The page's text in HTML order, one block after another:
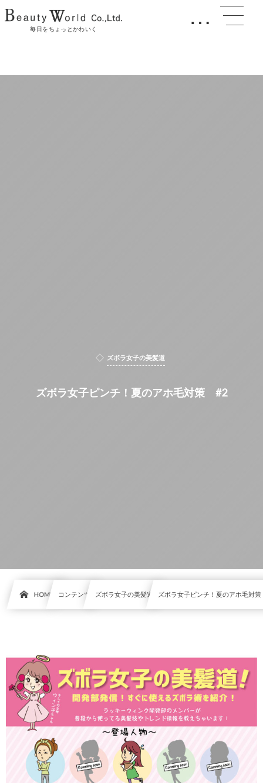
毎日をちょっとかわいく …
ズボラ女子の美髪道
ズボラ女子ピンチ！夏のアホ毛対策 #2
HOME コンテンツ ズボラ女子の美髪道 ズボラ女子ピンチ！夏のアホ毛対